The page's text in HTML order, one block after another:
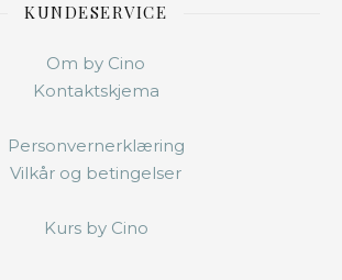
KUNDESERVICE
Om by Cino
Kontaktskjema
Personvernerklæring
Vilkår og betingelser
Kurs by Cino